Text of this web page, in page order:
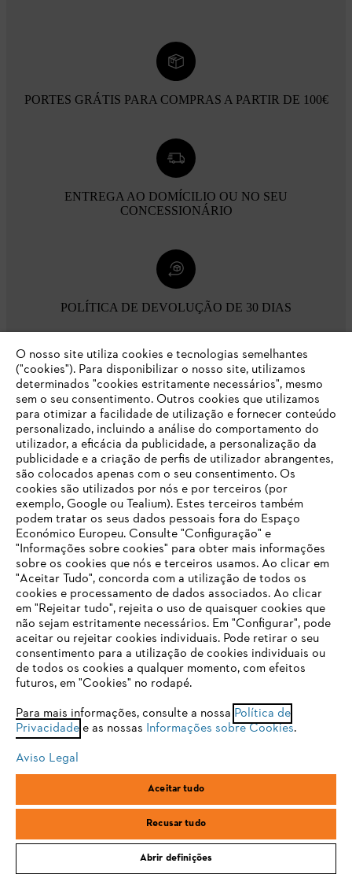
PORTES GRÁTIS PARA COMPRAS A PARTIR DE 100€
ENTREGA AO DOMÍCILIO OU NO SEU
CONCESSIONÁRIO
POLÍTICA DE DEVOLUÇÃO DE 30 DIAS
Opções de pagamento
Empresa
FAQs Loja Online
Contacto
Condições gerais de venda Proteção de Dados
Sobre nós
R.C.Emp. Ed.3-P.0-Lj.2
O SEU NAVEGADOR NÃO SUPORTA
ESTE WEBSITE
Está utilizar um navegador que ainda não suportamos. Para
obter o melhor uso de nosso site, recomendamos que altere
para um dos seguintes navegadores:
firefox chrome
safari edge
O nosso site utiliza cookies e tecnologias semelhantes
("cookies"). Para disponibilizar o nosso site, utilizamos
determinados "cookies estritamente necessários", mesmo
sem o seu consentimento. Outros cookies que utilizamos
para otimizar a facilidade de utilização e fornecer conteúdo
personalizado, incluindo a análise do comportamento do
utilizador, a eficácia da publicidade, a personalização da
publicidade e a criação de perfis de utilizador abrangentes,
são colocados apenas com o seu consentimento. Os
cookies são utilizados por nós e por terceiros (por
exemplo, Google ou Tealium). Estes terceiros também
podem tratar os seus dados pessoais fora do Espaço
Económico Europeu. Consulte "Configuração" e
"Informações sobre cookies" para obter mais informações
sobre os cookies que nós e terceiros usamos. Ao clicar em
"Aceitar Tudo", concorda com a utilização de todos os
cookies e processamento de dados associados. Ao clicar
em "Rejeitar tudo", rejeita o uso de quaisquer cookies que
não sejam estritamente necessários. Em "Configurar", pode
aceitar ou rejeitar cookies individuais. Pode retirar o seu
consentimento para a utilização de cookies individuais ou
de todos os cookies a qualquer momento, com efeitos
futuros, em "Cookies" no rodapé.
Para mais informações, consulte a nossa Política de
Privacidadee as nossas Informações sobre Cookies.
Aviso Legal
Aceitar tudo
Recusar tudo
Abrir definições